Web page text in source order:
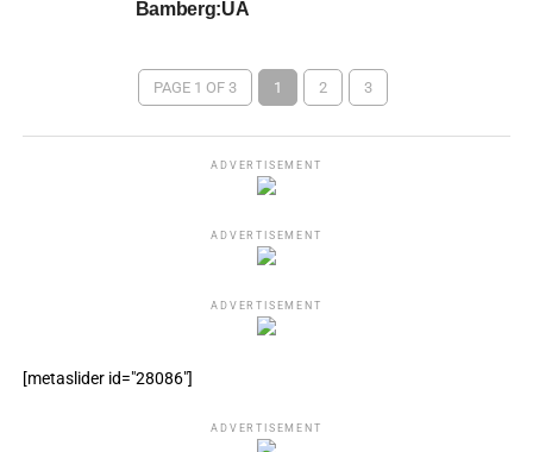
Bamberg:UA
PAGE 1 OF 3 1 2 3
ADVERTISEMENT
ADVERTISEMENT
ADVERTISEMENT
[metaslider id="28086"]
ADVERTISEMENT